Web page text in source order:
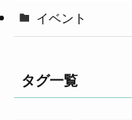
イベント
タグ一覧